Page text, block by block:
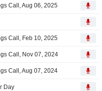
Call, Aug 06, 2025
Call, Feb 10, 2025
Call, Nov 07, 2024
Call, Aug 07, 2024
Day